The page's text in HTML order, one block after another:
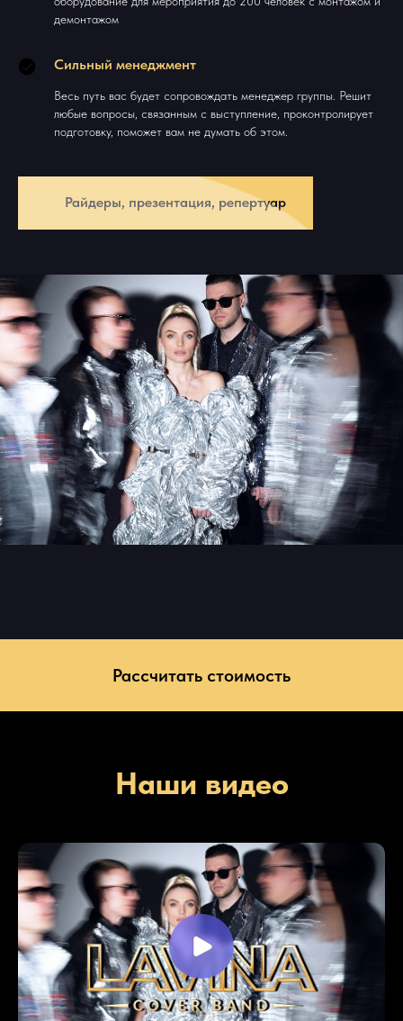
демонтажом
Сильный менеджмент
Весь путь вас будет сопровождать менеджер группы. Решит
любые вопросы, связанным с выступление, проконтролирует
подготовку, поможет вам не думать об этом.
Райдеры, презентация, репертуар
Рассчитать стоимость
Наши видео